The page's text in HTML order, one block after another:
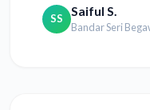
SS Saiful S.
Bandar Seri